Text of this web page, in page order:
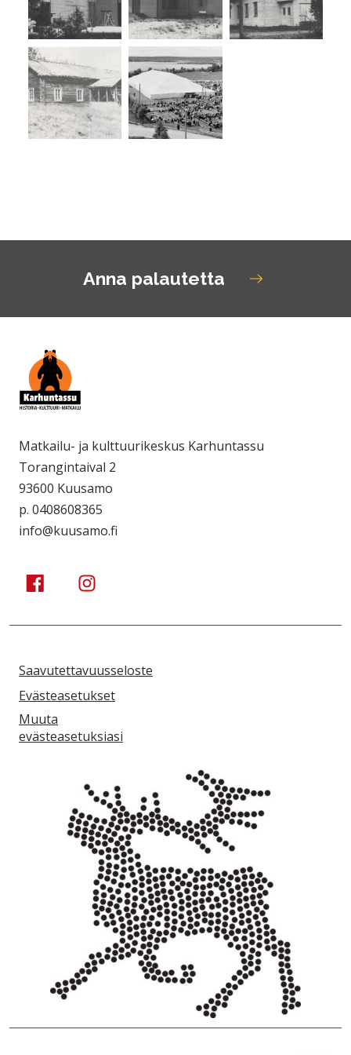
Avaa kuva Avaa kuva
Anna palautetta
Matkailu- ja kulttuurikeskus Karhuntassu
Torangintaival 2
93600 Kuusamo
p. 0408608365
info@kuusamo.fi
Kuusamo Karhuntassu
Kuusamo Karhuntassu
Saavutettavuusseloste
Evästeasetukset
Muuta
evästeasetuksiasi